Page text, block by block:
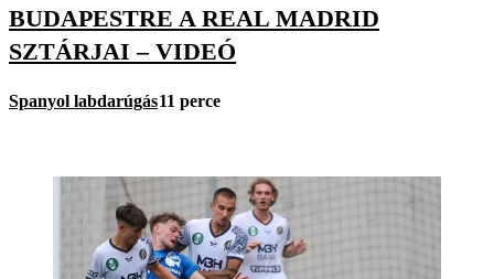
BUDAPESTRE A REAL MADRID
SZTÁRJAI – VIDEÓ
Spanyol labdarúgás11 perce